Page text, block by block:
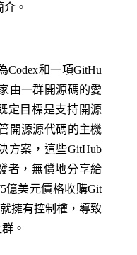
。
Codex和一項GitHu
由一群開源碼的愛
定目標是支持開源
開源源代碼的主機
方案，這些GitHub
者，無償地分享給
億美元價格收購Git
擁有控制權，導致
。